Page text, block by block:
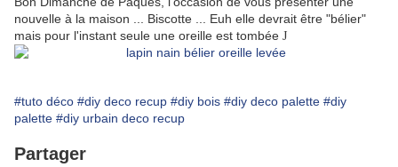
nouvelle à la maison ... Biscotte ... Euh elle devrait être "bélier"
mais pour l'instant seule une oreille est tombée J
#tuto déco #diy deco recup #diy bois #diy deco palette #diy
palette #diy urbain deco recup
Partager